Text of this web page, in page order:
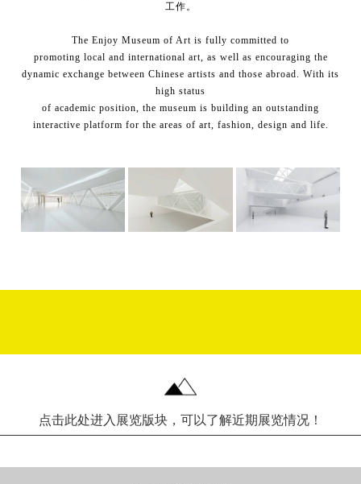
工作。
The Enjoy Museum of Art is fully committed to
promoting local and international art, as well as encouraging the
dynamic exchange between Chinese artists and those abroad. With its
high status
of academic position, the museum is building an outstanding
interactive platform for the areas of art, fashion, design and life.
点击此处进入展览版块，可以了解近期展览情况！